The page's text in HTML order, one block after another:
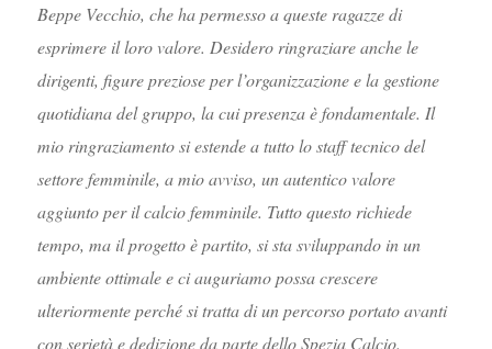
Beppe Vecchio, che ha permesso a queste ragazze di
esprimere il loro valore. Desidero ringraziare anche le
dirigenti, figure preziose per l’organizzazione e la gestione
quotidiana del gruppo, la cui presenza è fondamentale. Il
mio ringraziamento si estende a tutto lo staff tecnico del
settore femminile, a mio avviso, un autentico valore
aggiunto per il calcio femminile. Tutto questo richiede
tempo, ma il progetto è partito, si sta sviluppando in un
ambiente ottimale e ci auguriamo possa crescere
ulteriormente perché si tratta di un percorso portato avanti
con serietà e dedizione da parte dello Spezia Calcio.